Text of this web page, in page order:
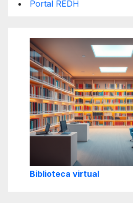
Portal REDH
Biblioteca virtual